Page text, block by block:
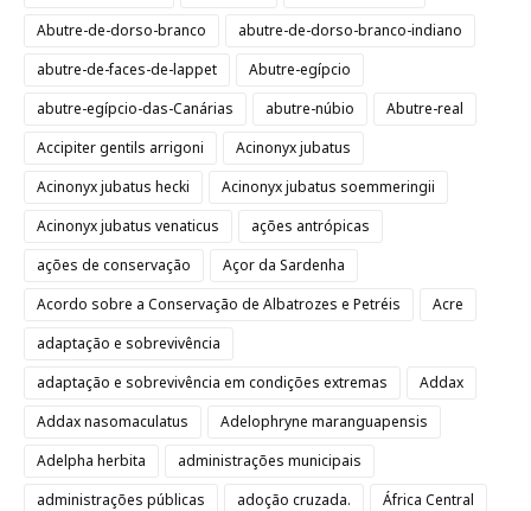
Abutre-de-dorso-branco
abutre-de-dorso-branco-indiano
abutre-de-faces-de-lappet
Abutre-egípcio
abutre-egípcio-das-Canárias
abutre-núbio
Abutre-real
Accipiter gentils arrigoni
Acinonyx jubatus
Acinonyx jubatus hecki
Acinonyx jubatus soemmeringii
Acinonyx jubatus venaticus
ações antrópicas
ações de conservação
Açor da Sardenha
Acordo sobre a Conservação de Albatrozes e Petréis
Acre
adaptação e sobrevivência
adaptação e sobrevivência em condições extremas
Addax
Addax nasomaculatus
Adelophryne maranguapensis
Adelpha herbita
administrações municipais
administrações públicas
adoção cruzada.
África Central